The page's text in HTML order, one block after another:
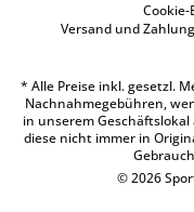
Versand und
* Alle Preise inkl. gesetzl.
Nachnahmegebühren,
in unserem
diese nicht immer in
© 2026